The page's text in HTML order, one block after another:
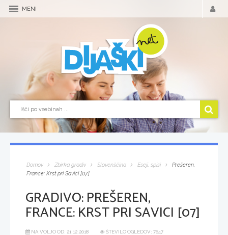
MENI
Domov Zbirka gradiv Slovenščina Eseji, spisi
Prešeren,
France: Krst pri Savici [07]
GRADIVO:PREŠEREN,
FRANCE: KRST PRI SAVICI [07]
NA VOLJO OD: 21.12.2018
ŠTEVILO OGLEDOV: 7647